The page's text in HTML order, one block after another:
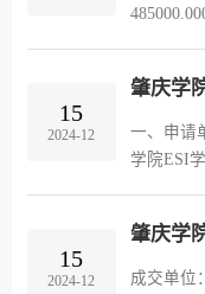
受理。采
15
2024-12
一、申请
学院ESI
由广东工
15
2024-12
成交单位